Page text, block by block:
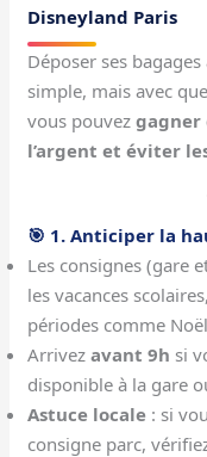
Disneyland Paris
Déposer ses
simple, mais avec
vous pouvezgagner
l’argent et éviter
🎯 1. Anticiper la
Les consignes (gare
les vacances
périodes comme
Arrivezavant 9h si
disponible à la gare
Astuce locale : si
consigne parc,